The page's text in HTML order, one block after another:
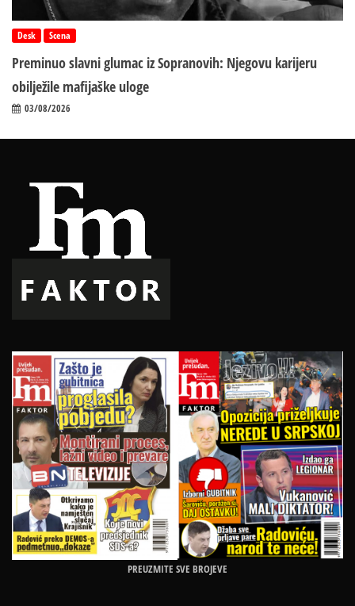
Desk Scena
Preminuo slavni glumac iz Sopranovih: Njegovu karijeru
obilježile mafijaške uloge
03/08/2026
PREUZMITE SVE BROJEVE